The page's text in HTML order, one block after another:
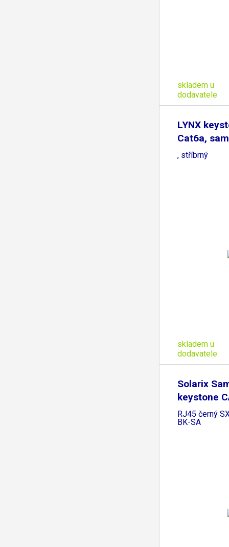
skladem u
dodavatele
LYNX
Cat6a,
, stříbrný
skladem u
dodavatele
Solarix
keystone
RJ45 černý
BK-SA